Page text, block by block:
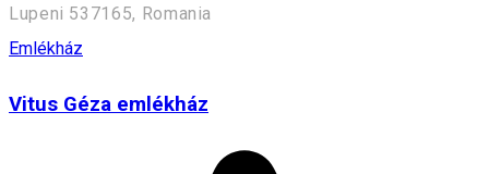
Lupeni 537165, Romania
Emlékház
Vitus Géza emlékház